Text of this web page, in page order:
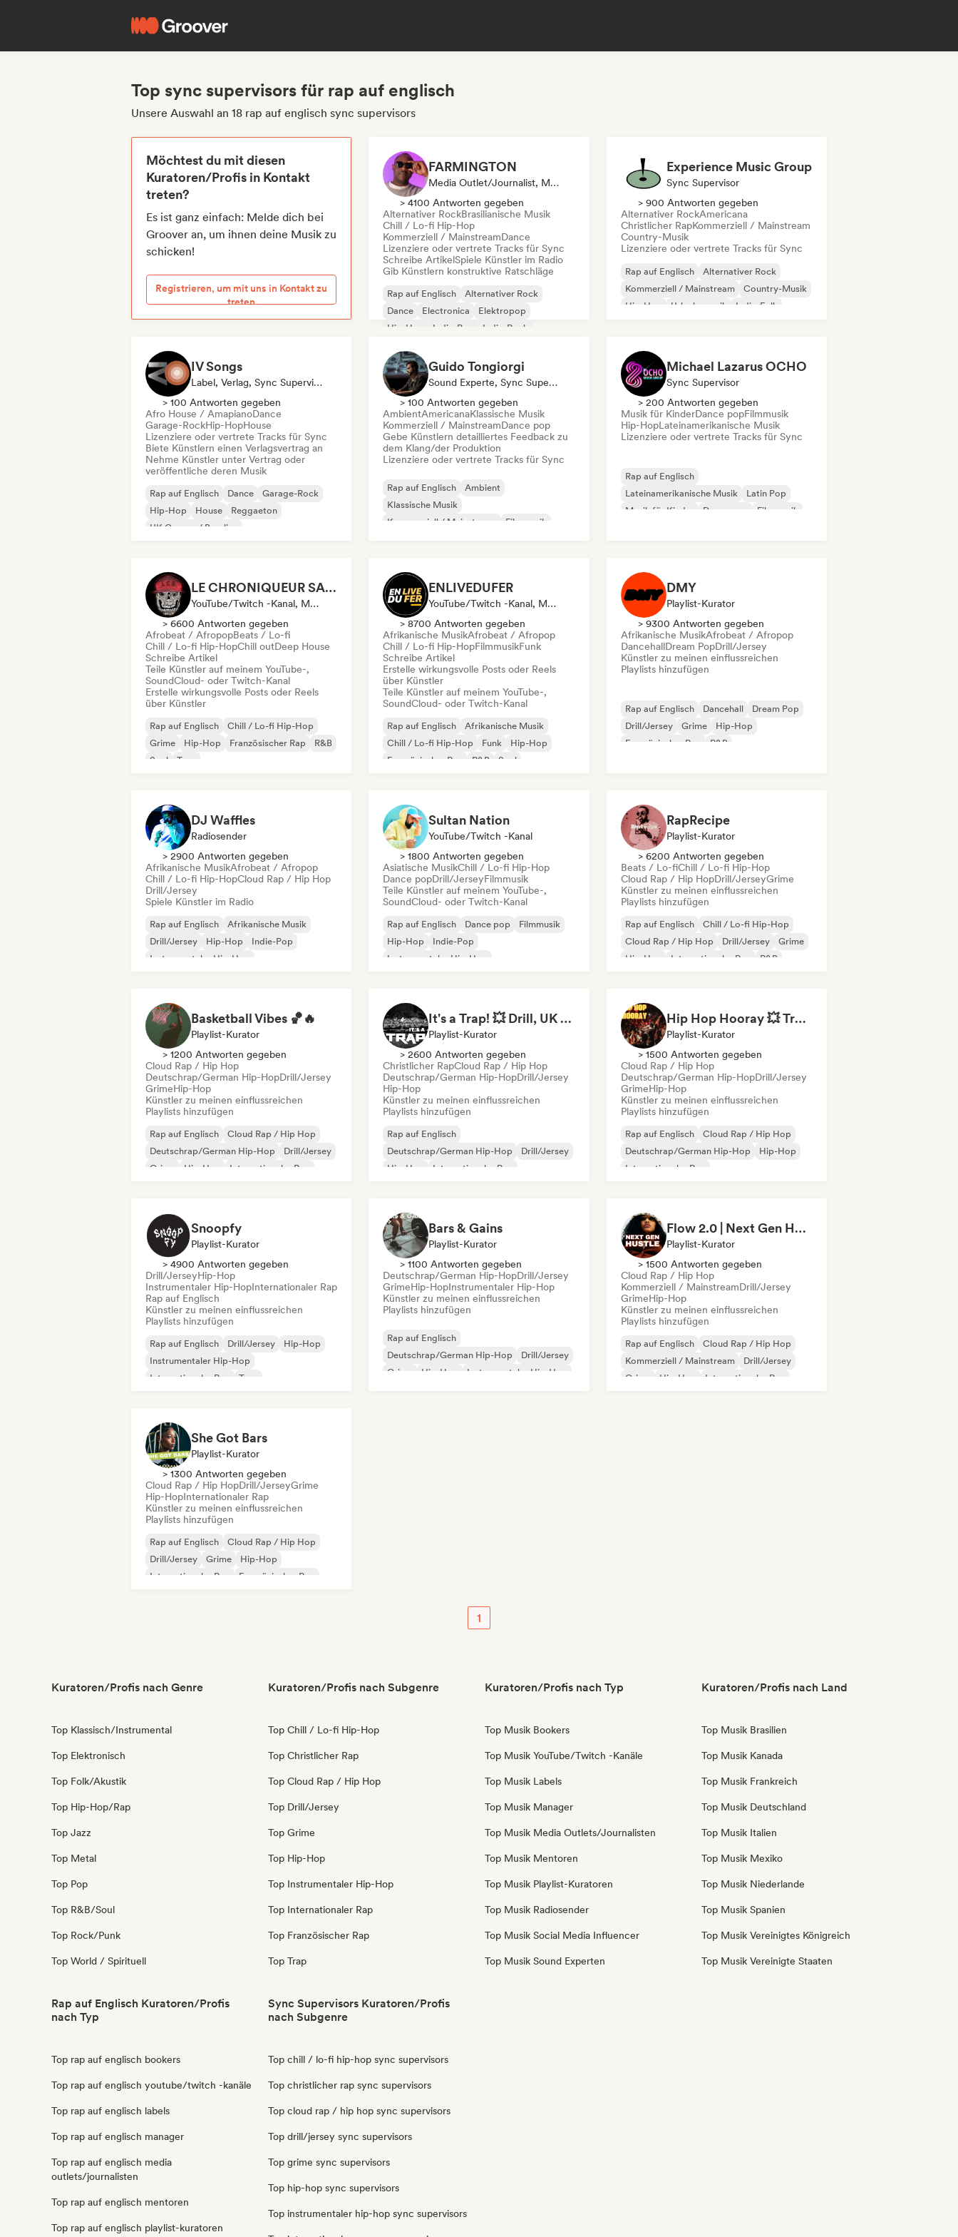
Top sync supervisors für rap auf englisch
Unsere Auswahl an 18 rap auf englisch sync supervisors
Möchtest du mit diesen
Kuratoren/Profis in Kontakt
treten?
Es ist ganz einfach: Melde dich bei
Groover an, um ihnen deine Musik zu
schicken!
Registrieren, um mit uns in Kontakt zu
treten
FARMINGTON
Media Outlet/Journalist, Mentorin, Radiosender, Sync Supervisor
> 4100 Antworten gegeben
Alternativer RockBrasilianische Musik
Chill / Lo-fi Hip-Hop
Kommerziell / MainstreamDance
Lizenziere oder vertrete Tracks für Sync
Schreibe ArtikelSpiele Künstler im Radio
Gib Künstlern konstruktive Ratschläge
Rap auf Englisch
Alternativer Rock
Dance
Electronica
Elektropop
Hip-Hop
Indie-Pop Indie-Rock
Experience Music Group
Sync Supervisor
> 900 Antworten gegeben
Alternativer RockAmericana
Christlicher RapKommerziell / Mainstream
Country-Musik
Lizenziere oder vertrete Tracks für Sync
Rap auf Englisch
Alternativer Rock
Kommerziell / Mainstream
Country-Musik
Hip-Hop
Urlaubsmusik
Indie-Folk
IV Songs
Label, Verlag, Sync Supervisor
> 100 Antworten gegeben
Afro House / AmapianoDance
Garage-RockHip-HopHouse
Lizenziere oder vertrete Tracks für Sync
Biete Künstlern einen Verlagsvertrag an
Nehme Künstler unter Vertrag oder
veröffentliche deren Musik
Rap auf Englisch Dance
Garage-Rock
Hip-Hop
House
Reggaeton
UK Garage / Bassline
Guido Tongiorgi
Sound Experte, Sync Supervisor
> 100 Antworten gegeben
AmbientAmericanaKlassische Musik
Kommerziell / MainstreamDance pop
Gebe Künstlern detailliertes Feedback zu
dem Klang/der Produktion
Lizenziere oder vertrete Tracks für Sync
Rap auf Englisch
Ambient
Klassische Musik
Kommerziell / Mainstream
Filmmusik
Michael Lazarus OCHO
Sync Supervisor
> 200 Antworten gegeben
Musik für KinderDance popFilmmusik
Hip-HopLateinamerikanische Musik
Lizenziere oder vertrete Tracks für Sync
Rap auf Englisch
Lateinamerikanische Musik
Latin Pop
Musik für Kinder
Dance pop
Filmmusik
LE CHRONIQUEUR SALE
YouTube/Twitch -Kanal, Media Outlet/Journalist, Social Media Influencer
> 6600 Antworten gegeben
Afrobeat / AfropopBeats / Lo-fi
Chill / Lo-fi Hip-HopChill outDeep House
Schreibe Artikel
Teile Künstler auf meinem YouTube-,
SoundCloud- oder Twitch-Kanal
Erstelle wirkungsvolle Posts oder Reels
über Künstler
Rap auf Englisch
Chill / Lo-fi Hip-Hop
Grime
Hip-Hop Französischer Rap
R&B
Soul
Trap
ENLIVEDUFER
YouTube/Twitch -Kanal, Media Outlet/Journalist, Social Media Influencer
> 8700 Antworten gegeben
Afrikanische MusikAfrobeat / Afropop
Chill / Lo-fi Hip-HopFilmmusikFunk
Schreibe Artikel
Erstelle wirkungsvolle Posts oder Reels
über Künstler
Teile Künstler auf meinem YouTube-,
SoundCloud- oder Twitch-Kanal
Rap auf Englisch
Afrikanische Musik
Chill / Lo-fi Hip-Hop
Funk
Hip-Hop
Französischer Rap
R&B Soul
DMY
Playlist-Kurator
> 9300 Antworten gegeben
Afrikanische MusikAfrobeat / Afropop
DancehallDream PopDrill/Jersey
Künstler zu meinen einflussreichen
Playlists hinzufügen
Rap auf Englisch Dancehall
Dream Pop
Drill/Jersey
Grime
Hip-Hop
Französischer Rap
R&B
DJ Waffles
Radiosender
> 2900 Antworten gegeben
Afrikanische MusikAfrobeat / Afropop
Chill / Lo-fi Hip-HopCloud Rap / Hip Hop
Drill/Jersey
Spiele Künstler im Radio
Rap auf Englisch
Afrikanische Musik
Drill/Jersey
Hip-Hop
Indie-Pop
Instrumentaler Hip-Hop
Sultan Nation
YouTube/Twitch -Kanal
> 1800 Antworten gegeben
Asiatische MusikChill / Lo-fi Hip-Hop
Dance popDrill/JerseyFilmmusik
Teile Künstler auf meinem YouTube-,
SoundCloud- oder Twitch-Kanal
Rap auf Englisch Dance pop
Filmmusik
Hip-Hop
Indie-Pop
Instrumentaler Hip-Hop
RapRecipe
Playlist-Kurator
> 6200 Antworten gegeben
Beats / Lo-fiChill / Lo-fi Hip-Hop
Cloud Rap / Hip HopDrill/JerseyGrime
Künstler zu meinen einflussreichen
Playlists hinzufügen
Rap auf Englisch
Chill / Lo-fi Hip-Hop
Cloud Rap / Hip Hop
Drill/Jersey
Grime
Hip-Hop
Internationaler Rap R&B
Basketball Vibes 🏀🔥
Playlist-Kurator
> 1200 Antworten gegeben
Cloud Rap / Hip Hop
Deutschrap/German Hip-HopDrill/Jersey
GrimeHip-Hop
Künstler zu meinen einflussreichen
Playlists hinzufügen
Rap auf Englisch
Cloud Rap / Hip Hop
Deutschrap/German Hip-Hop
Drill/Jersey
Grime
Hip-Hop
Internationaler Rap
It's a Trap! 💥 Drill, UK Drill & Hard-Hitting Trap
Playlist-Kurator
> 2600 Antworten gegeben
Christlicher RapCloud Rap / Hip Hop
Deutschrap/German Hip-HopDrill/Jersey
Hip-Hop
Künstler zu meinen einflussreichen
Playlists hinzufügen
Rap auf Englisch
Deutschrap/German Hip-Hop
Drill/Jersey
Hip-Hop
Internationaler Rap
Hip Hop Hooray 💥 Trap, Hype & Party Rap Bangers
Playlist-Kurator
> 1500 Antworten gegeben
Cloud Rap / Hip Hop
Deutschrap/German Hip-HopDrill/Jersey
GrimeHip-Hop
Künstler zu meinen einflussreichen
Playlists hinzufügen
Rap auf Englisch
Cloud Rap / Hip Hop
Deutschrap/German Hip-Hop
Hip-Hop
Internationaler Rap
Snoopfy
Playlist-Kurator
> 4900 Antworten gegeben
Drill/JerseyHip-Hop
Instrumentaler Hip-HopInternationaler Rap
Rap auf Englisch
Künstler zu meinen einflussreichen
Playlists hinzufügen
Rap auf Englisch Drill/Jersey
Hip-Hop
Instrumentaler Hip-Hop
Internationaler Rap
Trap
Bars & Gains
Playlist-Kurator
> 1100 Antworten gegeben
Deutschrap/German Hip-HopDrill/Jersey
GrimeHip-HopInstrumentaler Hip-Hop
Künstler zu meinen einflussreichen
Playlists hinzufügen
Rap auf Englisch
Deutschrap/German Hip-Hop
Drill/Jersey
Grime
Hip-Hop
Instrumentaler Hip-Hop
Flow 2.0 | Next Gen Hustle
Playlist-Kurator
> 1500 Antworten gegeben
Cloud Rap / Hip Hop
Kommerziell / MainstreamDrill/Jersey
GrimeHip-Hop
Künstler zu meinen einflussreichen
Playlists hinzufügen
Rap auf Englisch
Cloud Rap / Hip Hop
Kommerziell / Mainstream
Drill/Jersey
Grime
Hip-Hop
Internationaler Rap
She Got Bars
Playlist-Kurator
> 1300 Antworten gegeben
Cloud Rap / Hip HopDrill/JerseyGrime
Hip-HopInternationaler Rap
Künstler zu meinen einflussreichen
Playlists hinzufügen
Rap auf Englisch
Cloud Rap / Hip Hop
Drill/Jersey
Grime
Hip-Hop
Internationaler Rap
Französischer Rap
1
Kuratoren/Profis nach Genre
Top Klassisch/Instrumental
Top Elektronisch
Top Folk/Akustik
Top Hip-Hop/Rap
Top Jazz
Top Metal
Top Pop
Top R&B/Soul
Top Rock/Punk
Top World / Spirituell
Kuratoren/Profis nach Subgenre
Top Chill / Lo-fi Hip-Hop
Top Christlicher Rap
Top Cloud Rap / Hip Hop
Top Drill/Jersey
Top Grime
Top Hip-Hop
Top Instrumentaler Hip-Hop
Top Internationaler Rap
Top Französischer Rap
Top Trap
Kuratoren/Profis nach Typ
Top Musik Bookers
Top Musik YouTube/Twitch -Kanäle
Top Musik Labels
Top Musik Manager
Top Musik Media Outlets/Journalisten
Top Musik Mentoren
Top Musik Playlist-Kuratoren
Top Musik Radiosender
Top Musik Social Media Influencer
Top Musik Sound Experten
Kuratoren/Profis nach Land
Top Musik Brasilien
Top Musik Kanada
Top Musik Frankreich
Top Musik Deutschland
Top Musik Italien
Top Musik Mexiko
Top Musik Niederlande
Top Musik Spanien
Top Musik Vereinigtes Königreich
Top Musik Vereinigte Staaten
Rap auf Englisch Kuratoren/Profis
nach Typ
Top rap auf englisch bookers
Top rap auf englisch youtube/twitch -kanäle
Top rap auf englisch labels
Top rap auf englisch manager
Top rap auf englisch media
outlets/journalisten
Top rap auf englisch mentoren
Top rap auf englisch playlist-kuratoren
Sync Supervisors Kuratoren/Profis
nach Subgenre
Top chill / lo-fi hip-hop sync supervisors
Top christlicher rap sync supervisors
Top cloud rap / hip hop sync supervisors
Top drill/jersey sync supervisors
Top grime sync supervisors
Top hip-hop sync supervisors
Top instrumentaler hip-hop sync supervisors